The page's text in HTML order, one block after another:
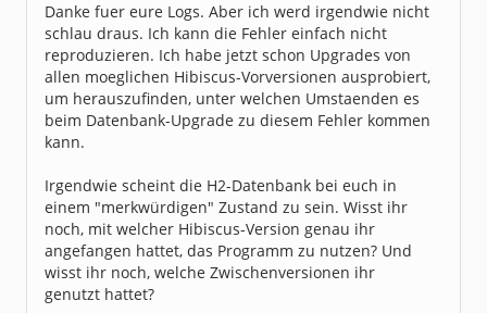
Dabei seit:
03 / 2005
Danke fuer eure Logs. Aber ich werd irgendwie nicht
schlau draus. Ich kann die Fehler einfach nicht
reproduzieren. Ich habe jetzt schon Upgrades von
allen moeglichen Hibiscus-Vorversionen ausprobiert,
um herauszufinden, unter welchen Umstaenden es
beim Datenbank-Upgrade zu diesem Fehler kommen
kann.
Irgendwie scheint die H2-Datenbank bei euch in
einem "merkwürdigen" Zustand zu sein. Wisst ihr
noch, mit welcher Hibiscus-Version genau ihr
angefangen hattet, das Programm zu nutzen? Und
wisst ihr noch, welche Zwischenversionen ihr
genutzt hattet?